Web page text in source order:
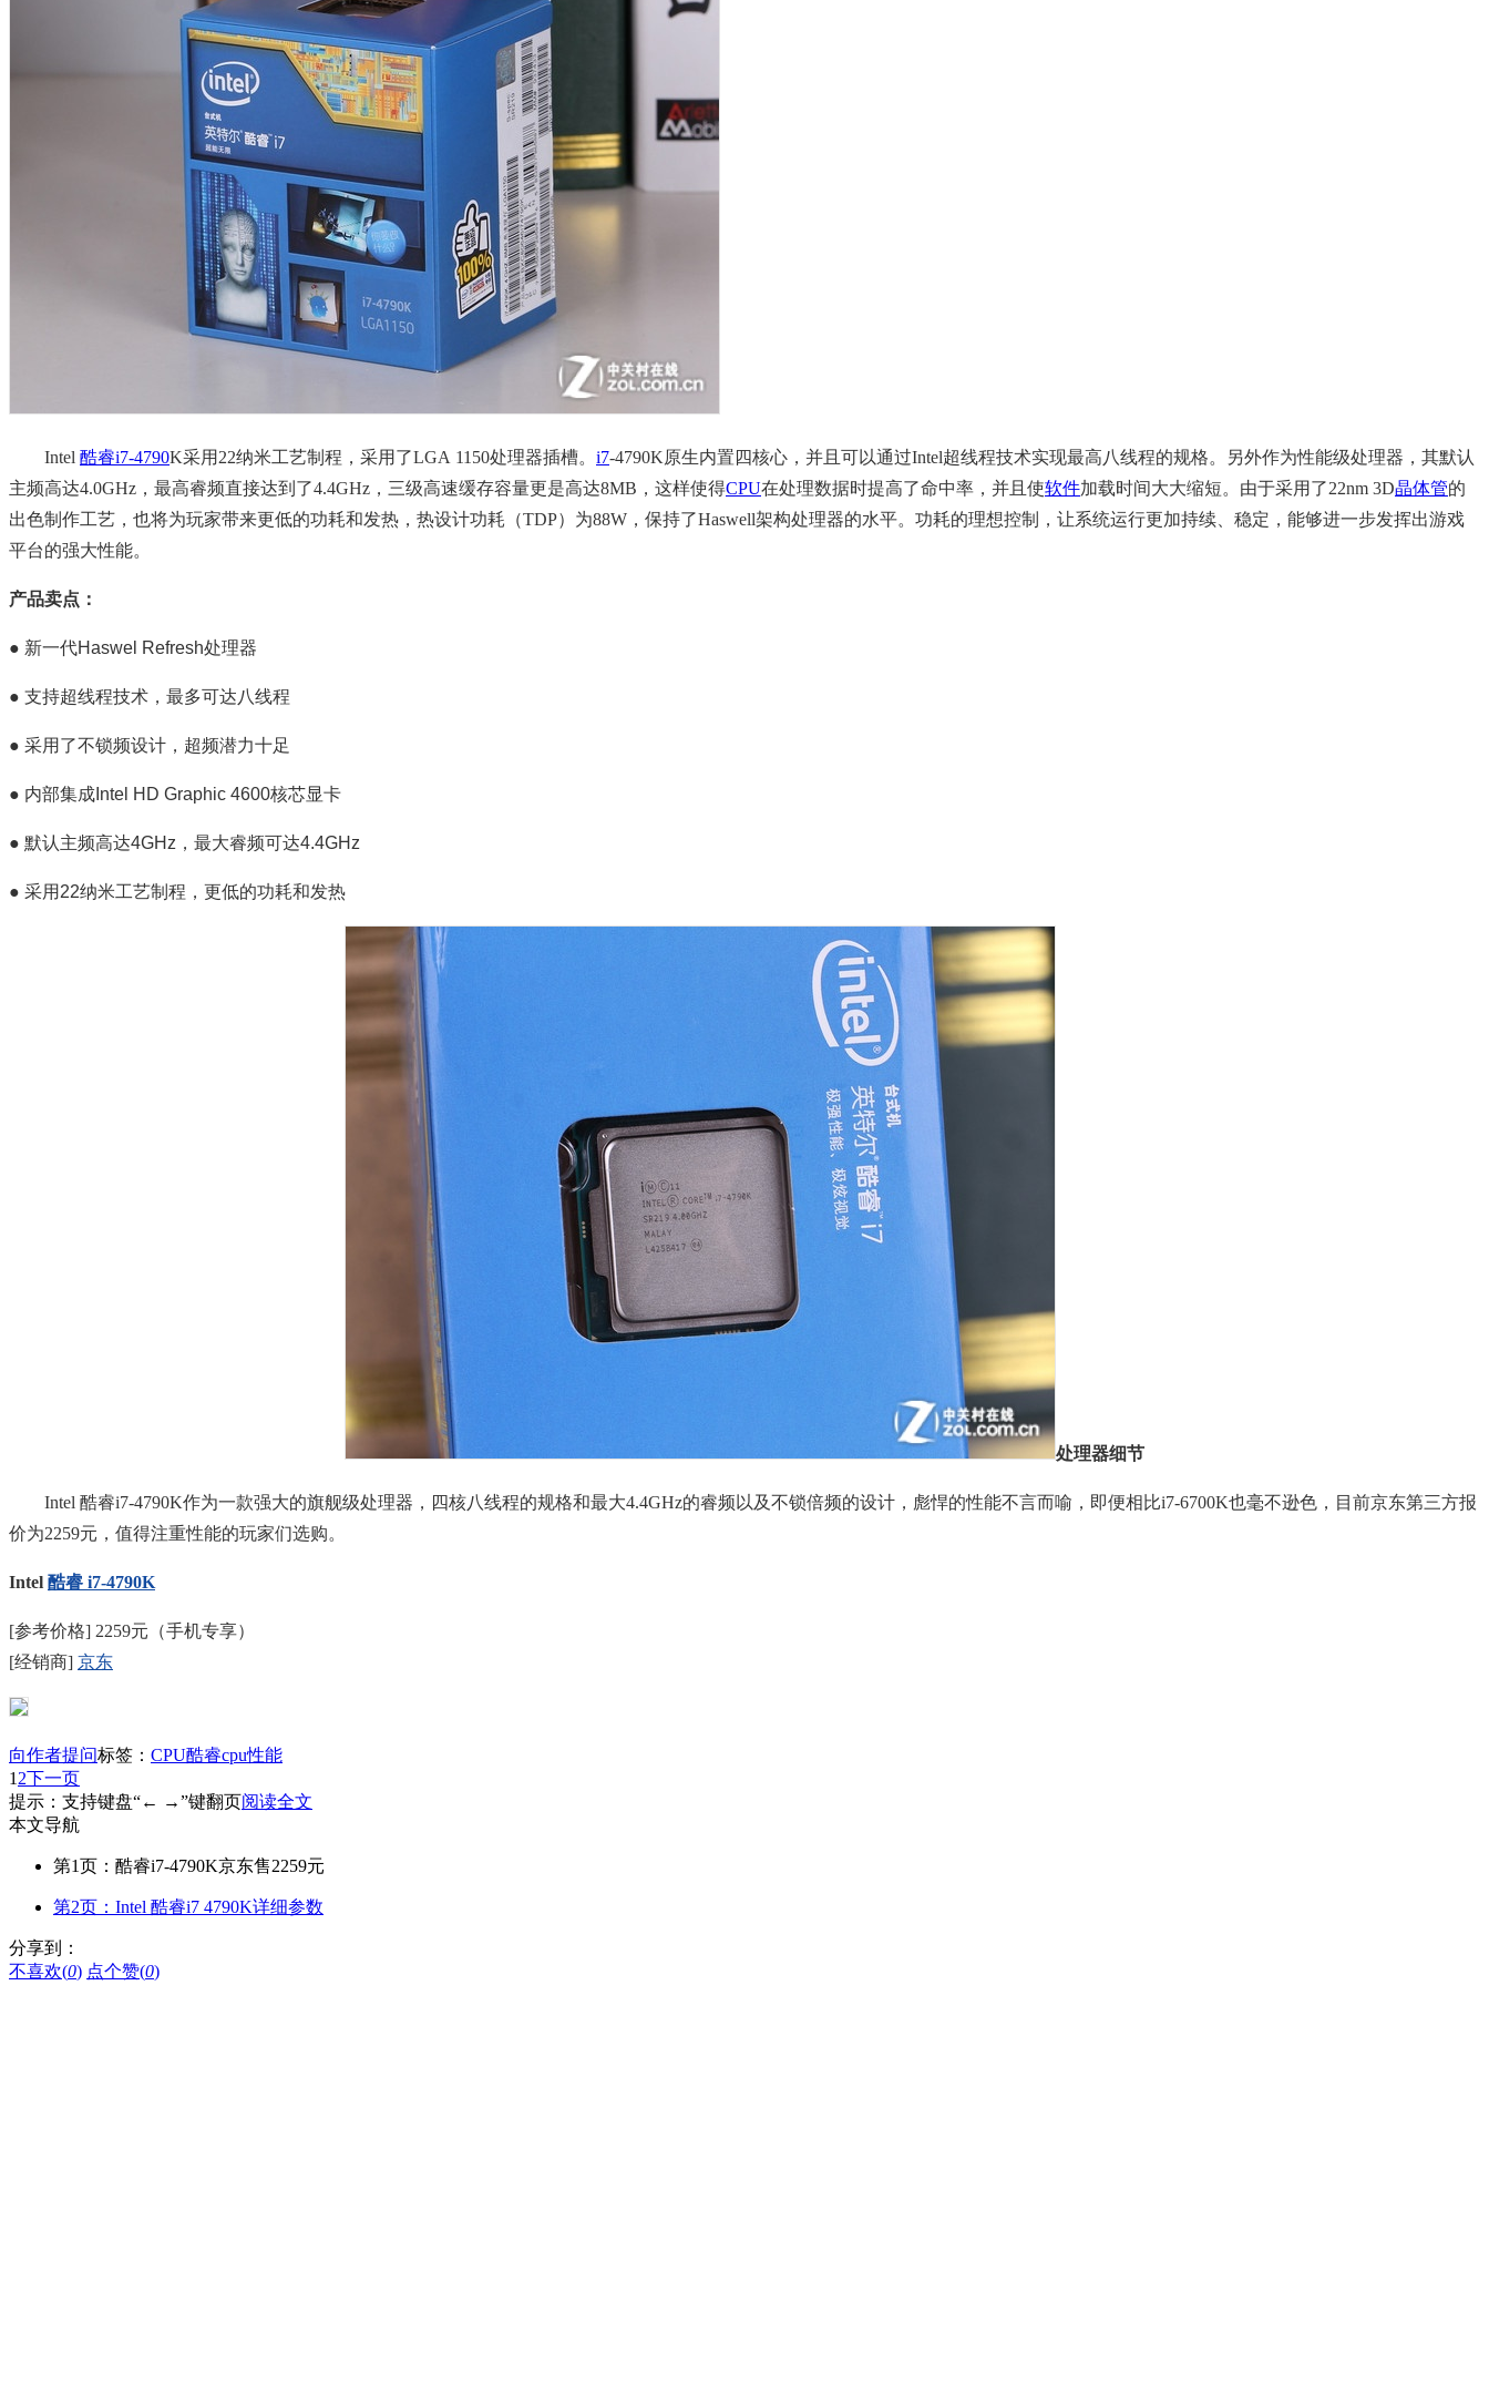
Intel 酷睿i7-4790K采用22纳米工艺制程，采用了LGA 1150处理器插槽。 i7-4790K原生内置四核心，并且可以通过Intel超线程技术实现最高八线程的规格。另外作为性能级处理器，其默认
主频高达4.0GHz，最高睿频直接达到了4.4GHz，三级高速缓存容量更是高达8MB，这样使得CPU在处理数据时提高了命中率，并且使软件加载时间大大缩短。由于采用了22nm 3D晶体管的
出色制作工艺，也将为玩家带来更低的功耗和发热，热设计功耗（TDP）为88W，保持了Haswell架构处理器的水平。功耗的理想控制，让系统运行更加持续、稳定，能够进一步发挥出游戏
平台的强大性能。
产品卖点：
● 新一代Haswel Refresh处理器
● 支持超线程技术，最多可达八线程
● 采用了不锁频设计，超频潜力十足
● 内部集成Intel HD Graphic 4600核芯显卡
● 默认主频高达4GHz，最大睿频可达4.4GHz
● 采用22纳米工艺制程，更低的功耗和发热
处理器细节
Intel 酷睿i7-4790K作为一款强大的旗舰级处理器，四核八线程的规格和最大4.4GHz的睿频以及不锁倍频的设计，彪悍的性能不言而喻，即便相比i7-6700K也毫不逊色，目前京东第三方报
价为2259元，值得注重性能的玩家们选购。
Intel 酷睿 i7-4790K
[参考价格] 2259元（手机专享）
[经销商] 京东
向作者提问标签： CPU酷睿cpu性能
1 2下一页
提示：支持键盘“← →”键翻页阅读全文
本文导航
第1页：酷睿i7-4790K京东售2259元
第2页：Intel 酷睿i7 4790K详细参数
分享到：
不喜欢(0) 点个赞(0)